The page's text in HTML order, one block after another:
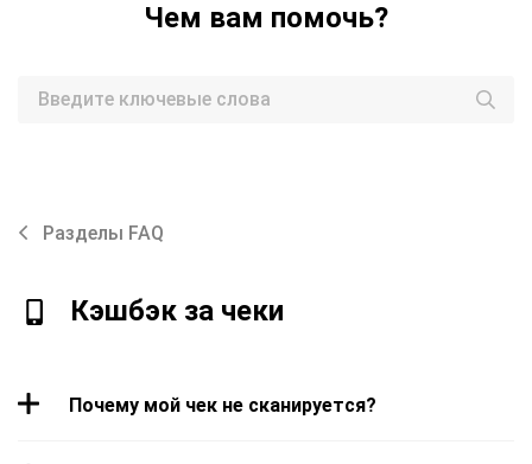
Чем вам помочь?
Разделы FAQ
Кэшбэк за чеки
Почему мой чек не сканируется?